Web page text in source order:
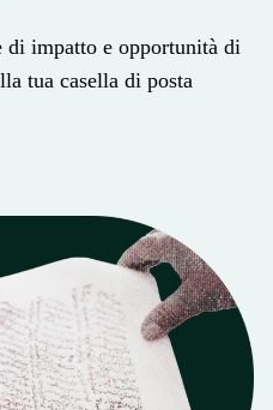
impatto e opportunità di
tua casella di posta